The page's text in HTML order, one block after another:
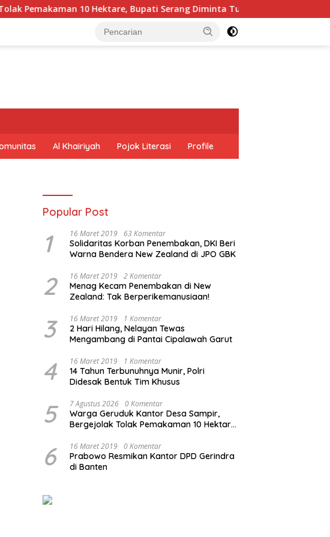
Pemakaman 10 Hektare, Bupati Serang Diminta Turun Tangan
Al Khairiyah Pojok Literasi Profile
Popular Post
1 16 Maret 2019 63 Komentar
Solidaritas Korban Penembakan, DKI Beri
Warna Bendera New Zealand di JPO GBK
2 16 Maret 2019 2 Komentar
Menag Kecam Penembakan di New
Zealand: Tak Berperikemanusiaan!
3 16 Maret 2019 1 Komentar
2 Hari Hilang, Nelayan Tewas
Mengambang di Pantai Cipalawah Garut
4 16 Maret 2019 1 Komentar
14 Tahun Terbunuhnya Munir, Polri
Didesak Bentuk Tim Khusus
5 7 Agustus 2026 0 Komentar
Warga Geruduk Kantor Desa Sampir,
Bergejolak Tolak Pemakaman 10 Hektare,
6 16 Maret 2019 0 Komentar
Prabowo Resmikan Kantor DPD Gerindra
di Banten